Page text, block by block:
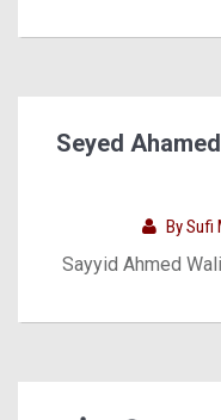
Seyed
BySufi
Sayyid Ahmed